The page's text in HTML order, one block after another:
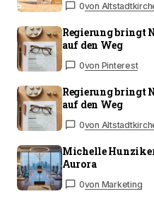
0von
Regierung bringt
auf den Weg
0von Pinterest
Regierung bringt
auf den Weg
0von
Michelle Hunziker
Aurora
0von Marketing